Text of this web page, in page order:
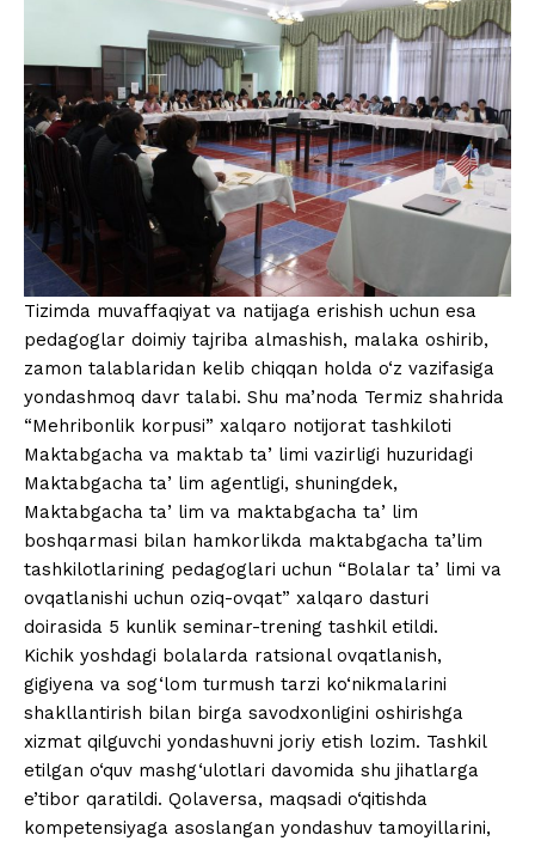
Tizimda muvaffaqiyat va natijaga erishish uchun esa
pedagoglar doimiy tajriba almashish, malaka oshirib,
zamon talablaridan kelib chiqqan holda o‘z vazifasiga
yondashmoq davr talabi. Shu ma’noda Termiz shahrida
“Mehribonlik korpusi” xalqaro notijorat tashkiloti
Maktabgacha va maktab taʼlimi vazirligi huzuridagi
Maktabgacha taʼlim agentligi, shuningdek,
Maktabgacha taʼlim va maktabgacha taʼlim
boshqarmasi bilan hamkorlikda maktabgacha ta’lim
tashkilotlarining pedagoglari uchun “Bolalar taʼlimi va
ovqatlanishi uchun oziq-ovqat” xalqaro dasturi
doirasida 5 kunlik seminar-trening tashkil etildi.
Kichik yoshdagi bolalarda ratsional ovqatlanish,
gigiyena va sog‘lom turmush tarzi ko‘nikmalarini
shakllantirish bilan birga savodxonligini oshirishga
xizmat qilguvchi yondashuvni joriy etish lozim. Tashkil
etilgan o‘quv mashg‘ulotlari davomida shu jihatlarga
e’tibor qaratildi. Qolaversa, maqsadi o‘qitishda
kompetensiyaga asoslangan yondashuv tamoyillarini,